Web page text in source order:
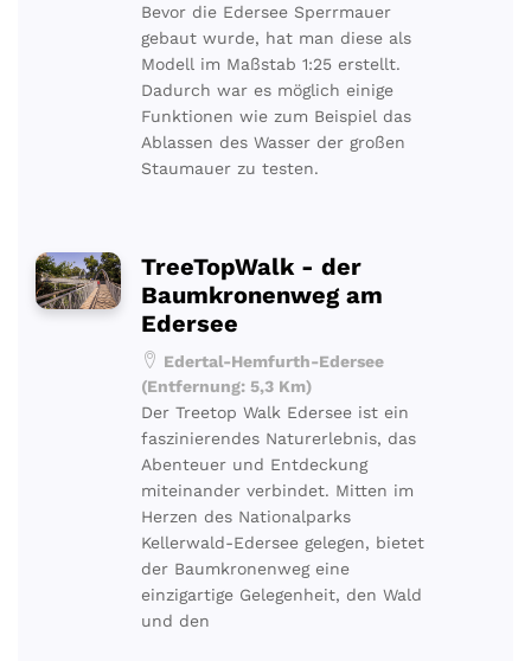
Bevor die Edersee Sperrmauer
gebaut wurde, hat man diese als
Modell im Maßstab 1:25 erstellt.
Dadurch war es möglich einige
Funktionen wie zum Beispiel das
Ablassen des Wasser der großen
Staumauer zu testen.
TreeTopWalk - der
Baumkronenweg am
Edersee
Edertal-Hemfurth-Edersee
(Entfernung: 5,3 Km)
Der Treetop Walk Edersee ist ein
faszinierendes Naturerlebnis, das
Abenteuer und Entdeckung
miteinander verbindet. Mitten im
Herzen des Nationalparks
Kellerwald-Edersee gelegen, bietet
der Baumkronenweg eine
einzigartige Gelegenheit, den Wald
und den